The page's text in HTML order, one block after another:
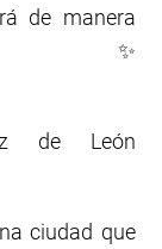
de manera
de León
ciudad que